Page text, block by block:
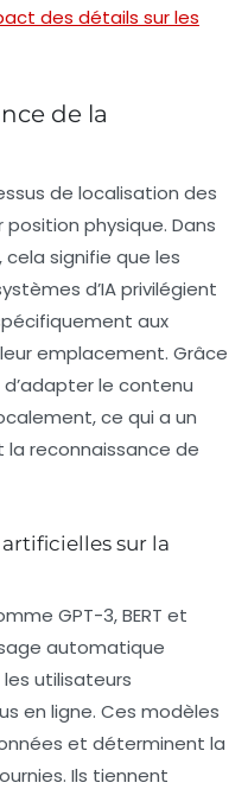
des détails sur les
de la
de localisation des
physique. Dans
signifie que les
d’IA privilégient
aux
emplacement. Grâce
d’adapter le contenu
ce qui a un
reconnaissance de
sur la
GPT-3, BERT et
automatique
utilisateurs
en ligne. Ces modèles
et déterminent la
Ils tiennent